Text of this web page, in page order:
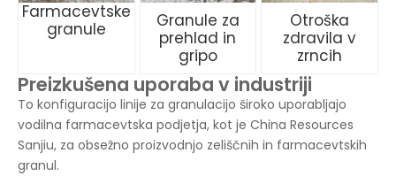
Farmacevtske
granule
Granule za
prehlad in
gripo
Otroška
zdravila v
zrncih
Preizkušena uporaba v industriji
To konfiguracijo linije za granulacijo široko uporabljajo
vodilna farmacevtska podjetja, kot je China Resources
Sanjiu, za obsežno proizvodnjo zeliščnih in farmacevtskih
granul.